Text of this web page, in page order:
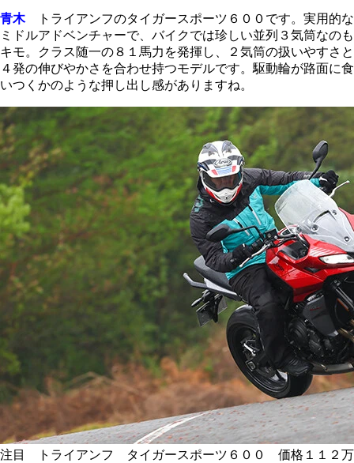
青木トライアンフのタイガースポーツ６００です。実用的な
ミドルアドベンチャーで、バイクでは珍しい並列３気筒なのも
キモ。クラス随一の８１馬力を発揮し、２気筒の扱いやすさと
４発の伸びやかさを合わせ持つモデルです。駆動輪が路面に食
いつくかのような押し出し感がありますね。
注目 トライアンフ タイガースポーツ６００ 価格１１２万